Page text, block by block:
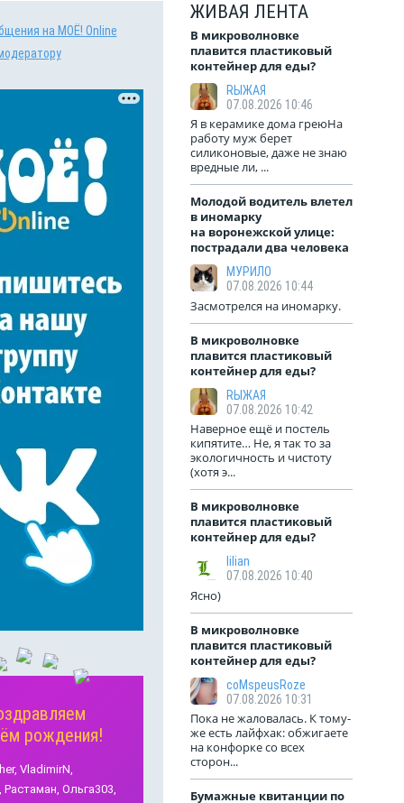
на МОЁ! Online
рождения!
VladimirN,
Растаман, Ольга303,
ЖИВАЯ ЛЕНТА
В микроволновке
плавится пластиковый
контейнер для еды?
RЫЖАЯ
07.08.2026 10:46
Я в керамике дома греюНа
работу муж берет
силиконовые, даже не знаю
вредные ли, ...
Молодой водитель влетел
в иномарку
на воронежской улице:
пострадали два человека
МУРИЛО
07.08.2026 10:44
Засмотрелся на иномарку.
В микроволновке
плавится пластиковый
контейнер для еды?
RЫЖАЯ
07.08.2026 10:42
Наверное ещё и постель
кипятите… Не, я так то за
экологичность и чистоту
(хотя э...
В микроволновке
плавится пластиковый
контейнер для еды?
lilian
07.08.2026 10:40
Ясно)
В микроволновке
плавится пластиковый
контейнер для еды?
coMspeusRoze
07.08.2026 10:31
Пока не жаловалась. К тому-
же есть лайфхак: обжигаете
на конфорке со всех
сторон...
Бумажные квитанции по